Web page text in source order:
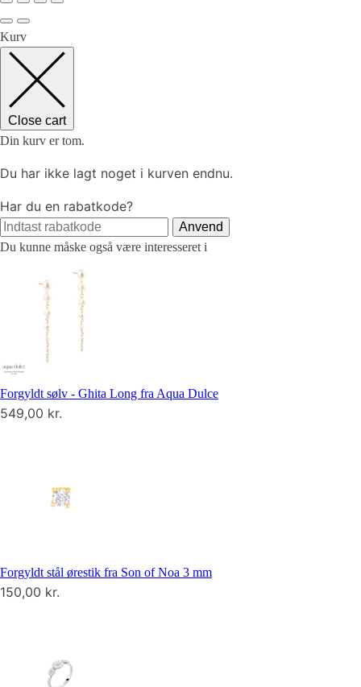
Kurv
Close cart
Din kurv er tom.
Du har ikke lagt noget i kurven endnu.
Har du en rabatkode?
Anvend
Du kunne måske også være interesseret i
Forgyldt sølv - Ghita Long fra Aqua Dulce
549,00 kr.
Forgyldt stål ørestik fra Son of Noa 3 mm
150,00 kr.